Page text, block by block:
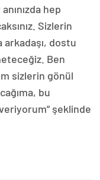
hep
Sizlerin
arkadaşı, dostu
Ben
sizlerin gönül
bu
şeklinde